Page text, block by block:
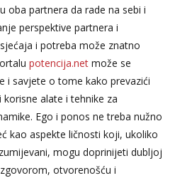
- Kod: #74
- Kod: #128
min
- Kod: #123
min
oba partnera da rade na sebi i
perspektive partnera i
i potreba može znatno
potencija.net može se
i savjete o tome kako prevazići
alate i tehnike za
Ego i ponos ne treba nužno
kao aspekte ličnosti koji, ukoliko
mogu doprinijeti dubljoj
otvorenošću i